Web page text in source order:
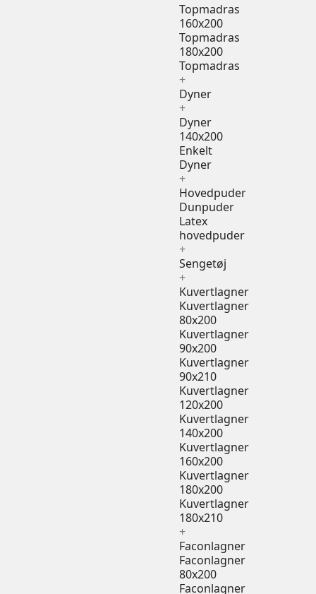
Topmadras
160x200
Topmadras
180x200
Topmadras
+
Dyner
+
Dyner
140x200
Enkelt
Dyner
+
Hovedpuder
Dunpuder
Latex
hovedpuder
+
Sengetøj
+
Kuvertlagner
Kuvertlagner
80x200
Kuvertlagner
90x200
Kuvertlagner
90x210
Kuvertlagner
120x200
Kuvertlagner
140x200
Kuvertlagner
160x200
Kuvertlagner
180x200
Kuvertlagner
180x210
+
Faconlagner
Faconlagner
80x200
Faconlagner